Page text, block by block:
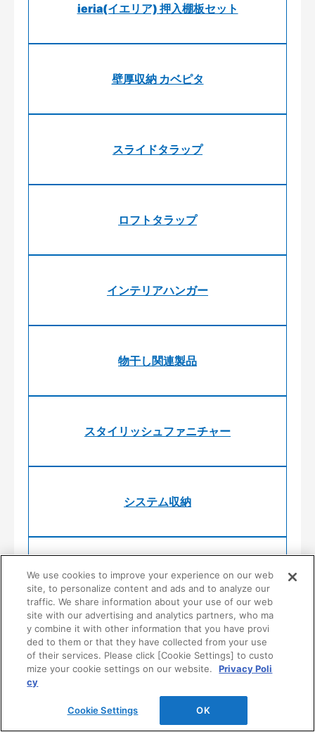
ieria(イエリア) 押入棚板セット
壁厚収納 カベピタ
スライドタラップ
ロフトタラップ
インテリアハンガー
物干し関連製品
スタイリッシュファニチャー
システム収納
公共・商業施設向け収納
We use cookies to improve your experience on our web
site, to personalize content and ads and to analyze our
traffic. We share information about your use of our web
site with our advertising and analytics partners, who ma
y combine it with other information that you have provi
ded to them or that they have collected from your use
of their services. Please click [Cookie Settings] to custo
mize your cookie settings on our website.
Privacy Poli
cy
Cookie Settings OK